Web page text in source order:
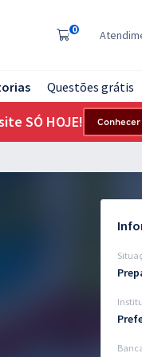
0
Questões grátis
SÓ HOJE!